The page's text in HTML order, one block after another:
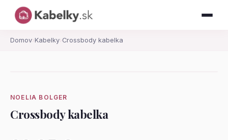
Domov› Kabelky› Crossbody kabelka
NOELIA BOLGER
Crossbody kabelka